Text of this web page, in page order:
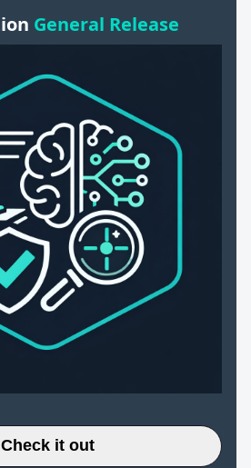
General Release
Check it out